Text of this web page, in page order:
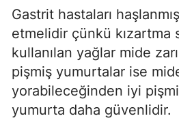
Gastrit hastaları
etmelidir çünkü kızartma
kullanılan yağlar mide
pişmiş yumurtalar ise
yorabileceğinden iyi
yumurta daha güvenlidir.